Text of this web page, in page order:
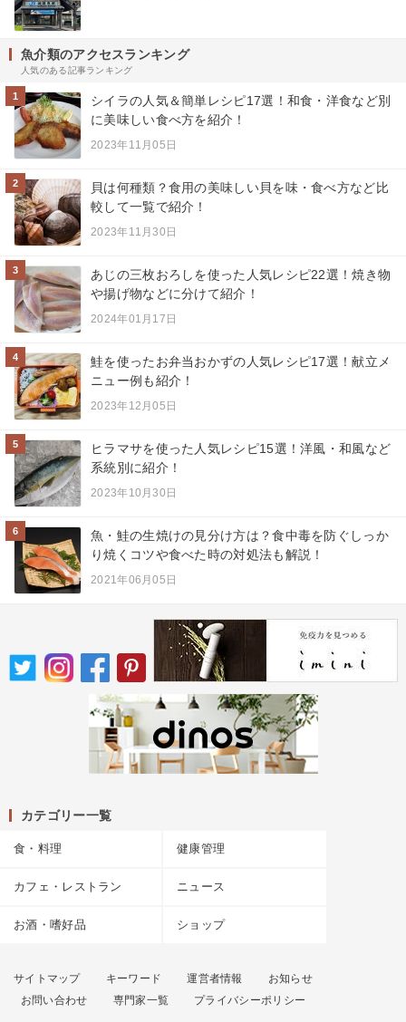
魚介類のアクセスランキング
人気のある記事ランキング
1
シイラの人気＆簡単レシピ17選！和食・洋食など別
に美味しい食べ方を紹介！
2023年11月05日
2
貝は何種類？食用の美味しい貝を味・食べ方など比
較して一覧で紹介！
2023年11月30日
3
あじの三枚おろしを使った人気レシピ22選！焼き物
や揚げ物などに分けて紹介！
2024年01月17日
4
鮭を使ったお弁当おかずの人気レシピ17選！献立メ
ニュー例も紹介！
2023年12月05日
5
ヒラマサを使った人気レシピ15選！洋風・和風など
系統別に紹介！
2023年10月30日
6
魚・鮭の生焼けの見分け方は？食中毒を防ぐしっか
り焼くコツや食べた時の対処法も解説！
2021年06月05日
カテゴリー一覧
食・料理 健康管理
カフェ・レストラン ニュース
お酒・嗜好品 ショップ
サイトマップ キーワード 運営者情報
お知らせ
お問い合わせ
専門家一覧 プライバシーポリシー